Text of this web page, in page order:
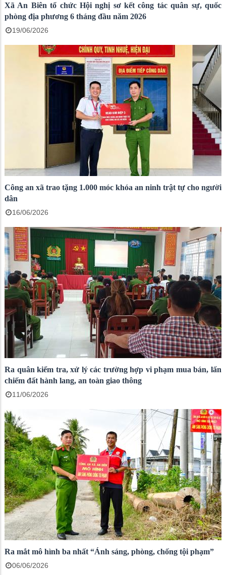
Xã An Biên tổ chức Hội nghị sơ kết công tác quân sự, quốc
phòng địa phương 6 tháng đầu năm 2026
19/06/2026
Công an xã trao tặng 1.000 móc khóa an ninh trật tự cho người
dân
16/06/2026
Ra quân kiểm tra, xử lý các trường hợp vi phạm mua bán, lấn
chiếm đất hành lang, an toàn giao thông
11/06/2026
Ra mắt mô hình ba nhất “Ánh sáng, phòng, chống tội phạm”
06/06/2026